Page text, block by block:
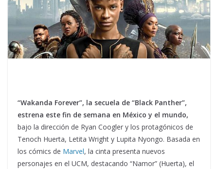
“Wakanda Forever”, la secuela de “Black Panther”,
estrena este fin de semana en México y el mundo,
bajo la dirección de Ryan Coogler y los protagónicos de
Tenoch Huerta, Letita Wright y Lupita Nyongo. Basada en
los cómics de Marvel, la cinta presenta nuevos
personajes en el UCM, destacando “Namor” (Huerta), el